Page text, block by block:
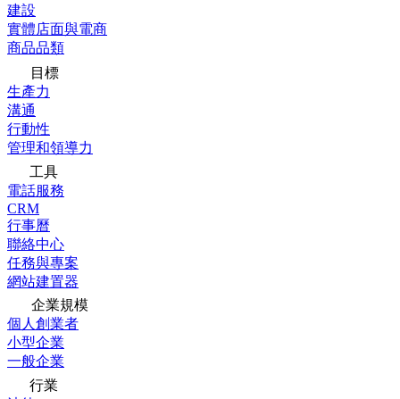
建設
實體店面與電商
商品品類
目標
生產力
溝通
行動性
管理和領導力
工具
電話服務
CRM
行事曆
聯絡中心
任務與專案
網站建置器
企業規模
個人創業者
小型企業
一般企業
行業